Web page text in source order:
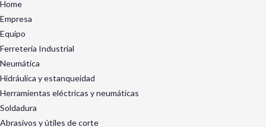
Home
Empresa
Equipo
Ferretería Industrial
Neumática
Hidráulica y estanqueidad
Herramientas eléctricas y neumáticas
Soldadura
Abrasivos y útiles de corte